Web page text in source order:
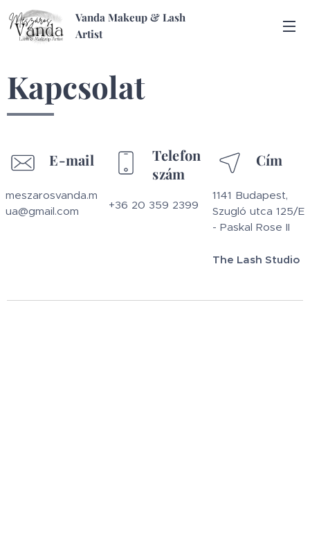
Vanda Makeup & Lash
Artist
Kapcsolat
E-mail
meszarosvanda.m
ua@gmail.com
Telefon
szám
+36 20 359 2399
Cím
1141 Budapest,
Szugló utca 125/E
- Paskal Rose II
The Lash Studio